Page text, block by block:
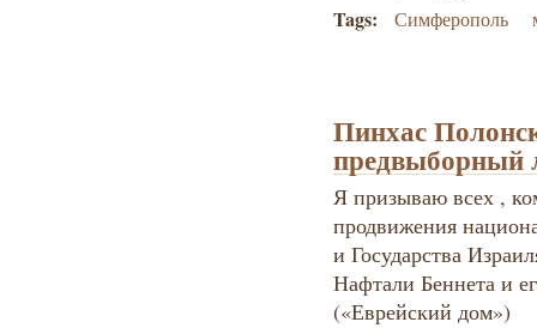
Tags: Симферополь
Пинхас
предвыборный
Я призываю всех ,
продвижения
и Государства
Нафтали Беннета и
(«Еврейский дом»)